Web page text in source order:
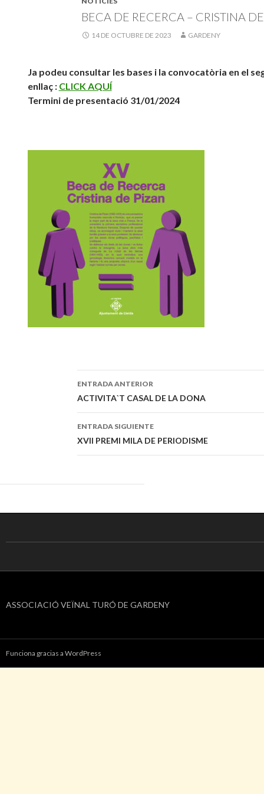
BECA DE RECERCA – CRISTINA
14 DE OCTUBRE DE 2023 GARDENY
Ja podeu consultar les bases i la convocatòria en el
enllaç : CLICK AQUÍ
Termini de presentació 31/01/2024
Navegación
de
entradas
ENTRADA ANTERIOR
ACTIVITA`T CASAL DE LA DONA
ENTRADA SIGUIENTE
XVII PREMI MILA DE PERIODISME
ASSOCIACIÓ VEÏNAL TURÓ DE GARDENY
Funciona gracias a WordPress